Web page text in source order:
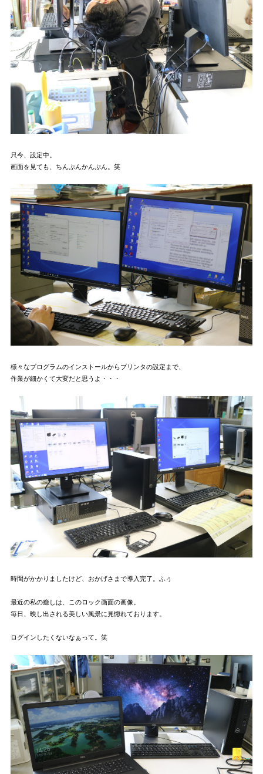
只今、設定中。
画面を見ても、ちんぷんかんぷん。笑
様々なプログラムのインストールからプリンタの設定まで、
作業が細かくて大変だと思うよ・・・
時間がかかりましたけど、おかげさまで導入完了。ふぅ
最近の私の癒しは、このロック画面の画像。
毎日、映し出される美しい風景に見惚れております。
ログインしたくないなぁって。笑